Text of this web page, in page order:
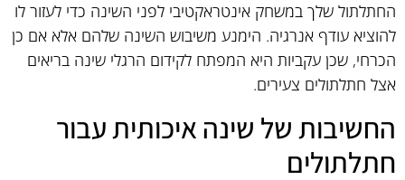
החתלתול שלך במשחק אינטראקטיבי לפני השינה כדי לעזור לו
להוציא עודף אנרגיה. הימנע משיבוש השינה שלהם אלא אם כן
הכרחי, שכן עקביות היא המפתח לקידום הרגלי שינה בריאים
אצל חתלתולים צעירים.
החשיבות של שינה איכותית עבור
חתלתולים